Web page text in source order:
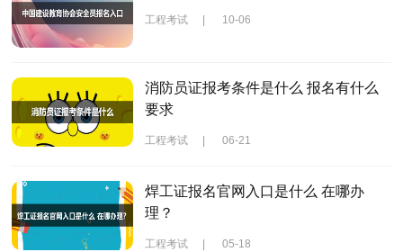
工程考试 10-06
消防员证报考条件是什么 报名有什么
要求
工程考试 06-21
焊工证报名官网入口是什么 在哪办
理？
工程考试 05-18